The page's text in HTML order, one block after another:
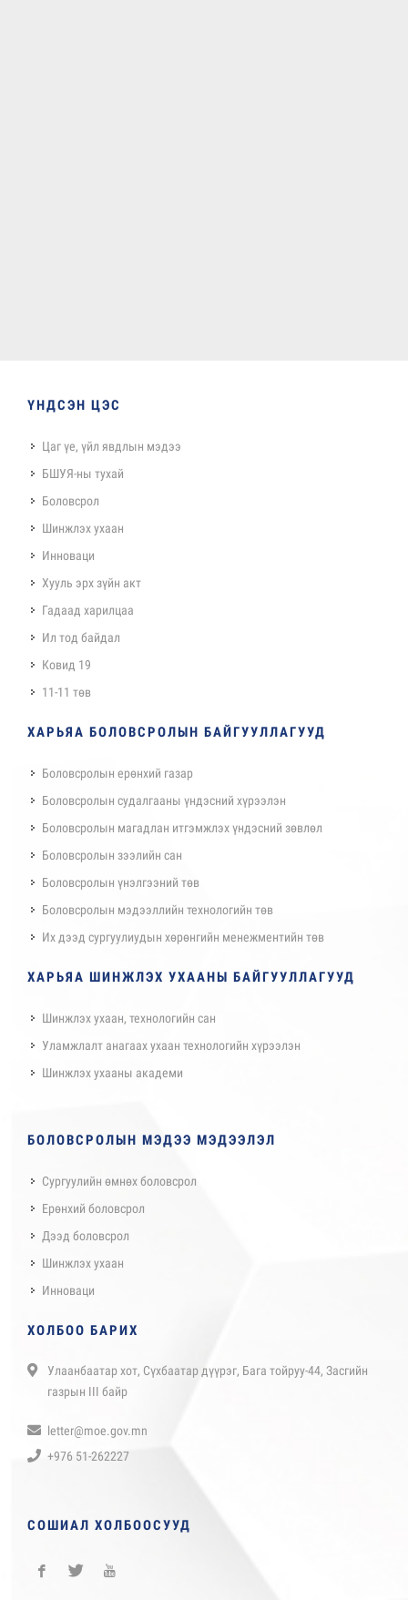
ҮНДСЭН ЦЭС
Цаг үе, үйл явдлын мэдээ
БШУЯ-ны тухай
Боловсрол
Шинжлэх ухаан
Инноваци
Хууль эрх зүйн акт
Гадаад харилцаа
Ил тод байдал
Ковид 19
11-11 төв
ХАРЬЯА БОЛОВСРОЛЫН БАЙГУУЛЛАГУУД
Боловсролын ерөнхий газар
Боловсролын судалгааны үндэсний хүрээлэн
Боловсролын магадлан итгэмжлэх үндэсний зөвлөл
Боловсролын зээлийн сан
Боловсролын үнэлгээний төв
Боловсролын мэдээллийн технологийн төв
Их дээд сургуулиудын хөрөнгийн менежментийн төв
ХАРЬЯА ШИНЖЛЭХ УХААНЫ БАЙГУУЛЛАГУУД
Шинжлэх ухаан, технологийн сан
Уламжлалт анагаах ухаан технологийн хүрээлэн
Шинжлэх ухааны академи
БОЛОВСРОЛЫН МЭДЭЭ МЭДЭЭЛЭЛ
Сургуулийн өмнөх боловсрол
Ерөнхий боловсрол
Дээд боловсрол
Шинжлэх ухаан
Инноваци
ХОЛБОО БАРИХ
Улаанбаатар хот, Сүхбаатар дүүрэг, Бага тойруу-44, Засгийн
газрын III байр
letter@moe.gov.mn
+976 51-262227
СОШИАЛ ХОЛБООСУУД